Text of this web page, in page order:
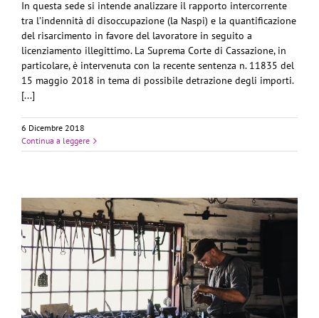
In questa sede si intende analizzare il rapporto intercorrente
tra l’indennità di disoccupazione (la Naspi) e la quantificazione
del risarcimento in favore del lavoratore in seguito a
licenziamento illegittimo. La Suprema Corte di Cassazione, in
particolare, è intervenuta con la recente sentenza n. 11835 del
15 maggio 2018 in tema di possibile detrazione degli importi.
[...]
6 Dicembre 2018
Continua a leggere